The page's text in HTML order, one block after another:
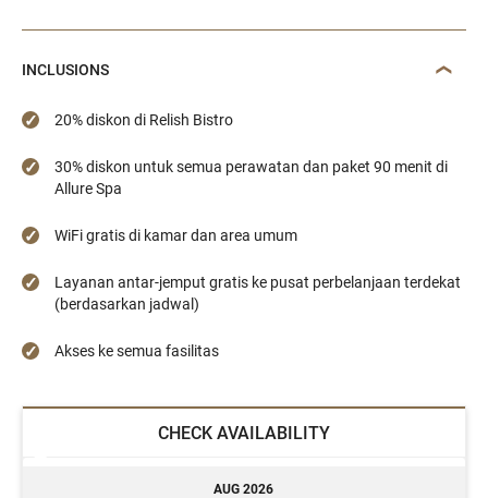
INCLUSIONS
20% diskon di Relish Bistro
30% diskon untuk semua perawatan dan paket 90 menit di
Allure Spa
WiFi gratis di kamar dan area umum
Layanan antar-jemput gratis ke pusat perbelanjaan terdekat
(berdasarkan jadwal)
Akses ke semua fasilitas
CHECK AVAILABILITY
AUG 2026